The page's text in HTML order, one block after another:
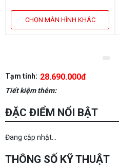
CHỌN MÀN HÌNH KHÁC
Tạm tính: 28.690.000đ
Tiết kiệm thêm:
ĐẶC ĐIỂM NỔI BẬT
Đang cập nhật...
THÔNG SỐ KỸ THUẬT